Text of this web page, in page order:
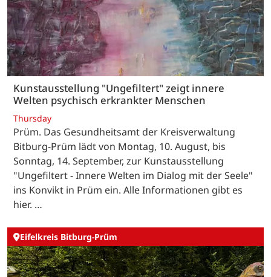
Kunstausstellung "Ungefiltert" zeigt innere
Welten psychisch erkrankter Menschen
Thursday
Prüm. Das Gesundheitsamt der Kreisverwaltung
Bitburg-Prüm lädt von Montag, 10. August, bis
Sonntag, 14. September, zur Kunstausstellung
"Ungefiltert - Innere Welten im Dialog mit der Seele"
ins Konvikt in Prüm ein. Alle Informationen gibt es
hier. …
Eifelkreis Bitburg-Prüm